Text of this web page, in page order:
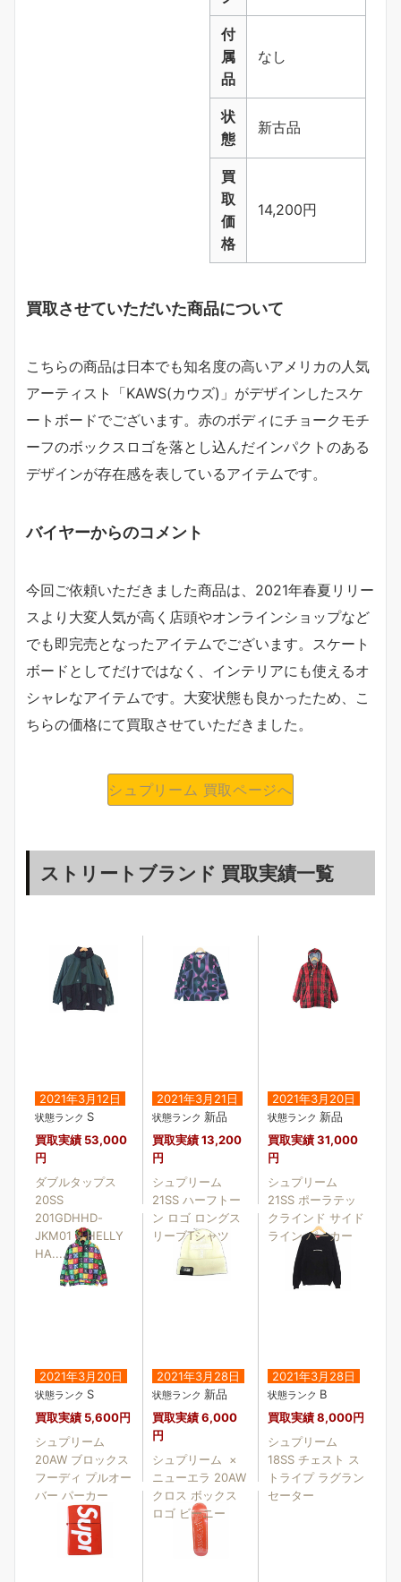
付
属
品
なし
状
態
新古品
買
取
価
格
14,200円
買取させていただいた商品について
こちらの商品は日本でも知名度の高いアメリカの人気
アーティスト「KAWS(カウズ)」がデザインしたスケ
ートボードでございます。赤のボディにチョークモチ
ーフのボックスロゴを落とし込んだインパクトのある
デザインが存在感を表しているアイテムです。
バイヤーからのコメント
今回ご依頼いただきました商品は、2021年春夏リリー
スより大変人気が高く店頭やオンラインショップなど
でも即完売となったアイテムでございます。スケート
ボードとしてだけではなく、インテリアにも使えるオ
シャレなアイテムです。大変状態も良かったため、こ
ちらの価格にて買取させていただきました。
シュプリーム 買取ページへ
ストリートブランド 買取実績一覧
2021年3月12日
状態ランク S
買取実績 53,000
円
ダブルタップス
20SS
201GDHHD-
JKM01 × HELLY
HA....
2021年3月21日
状態ランク 新品
買取実績13,200
円
シュプリーム
21SS ハーフトー
ン ロゴ ロングス
リーブTシャツ
2021年3月20日
状態ランク 新品
買取実績31,000
円
シュプリーム
21SS ポーラテッ
クラインド サイド
ライン パーカー
2021年3月20日
状態ランク S
買取実績 5,600円
シュプリーム
20AW ブロックス
フーディ プルオー
バー パーカー
2021年3月28日
状態ランク 新品
買取実績6,000
円
シュプリーム ×
ニューエラ 20AW
クロス ボックス
ロゴ ビーニー
2021年3月28日
状態ランク B
買取実績8,000円
シュプリーム
18SS チェスト ス
トライプ ラグラン
セーター